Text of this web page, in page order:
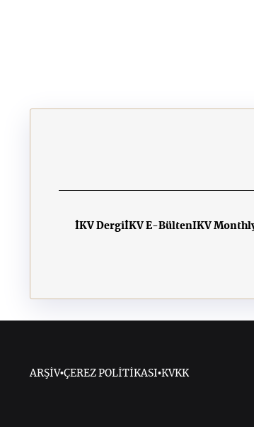
İKV DergiİKV E-BültenIKV
ARŞİV•ÇEREZ POLİTİKASI •KVKK